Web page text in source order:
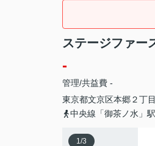
ステージファー
-
管理/共益費 -
東京都文京区本郷２丁目
中央線「御茶ノ水」
1/3